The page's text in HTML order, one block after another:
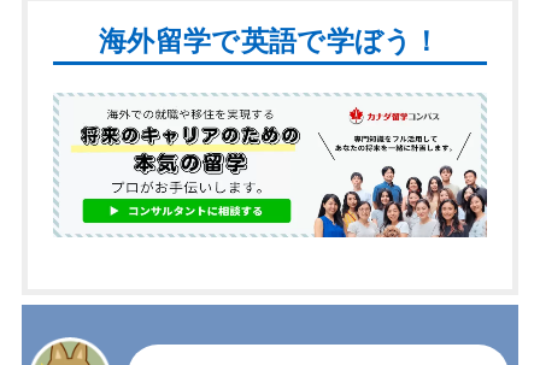
海外留学で英語で学ぼう！